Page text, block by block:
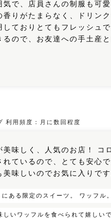
気で、店員さんの制服も可愛
香りがたまらなく、ドリン
しておりとてもフレッシュ
るので、お友達への手土産
利用頻度： 月に数回程度
美味しく、人気のお店！ コ
れているので、とても安心で
美味しいのでお気に入りです
にある限定のスイーツ。 ワッフル
しいワッフルを食べられて嬉しい